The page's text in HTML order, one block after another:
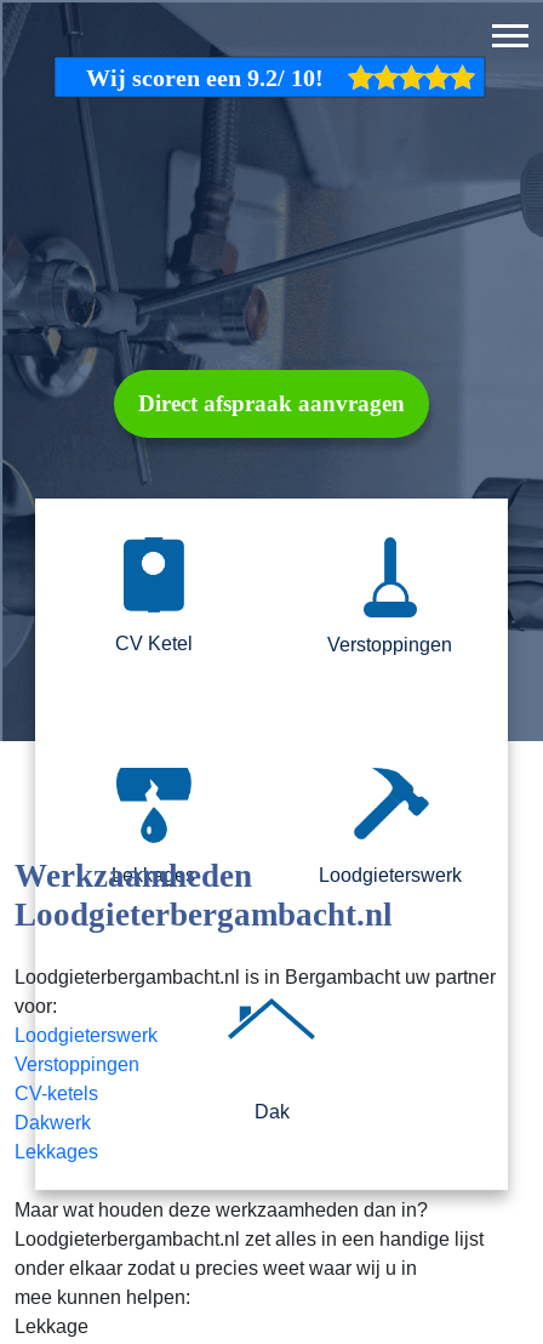
Direct afspraak aanvragen
CV Ketel Verstoppingen
Lekkages Loodgieterswerk
Dak
Werkzaamheden
Loodgieterbergambacht.nl
Loodgieterbergambacht.nl is in Bergambacht uw partner
voor:
Loodgieterswerk
Verstoppingen
CV-ketels
Dakwerk
Lekkages
Maar wat houden deze werkzaamheden dan in?
Loodgieterbergambacht.nl zet alles in een handige lijst
onder elkaar zodat u precies weet waar wij u in
mee kunnen helpen:
Lekkage